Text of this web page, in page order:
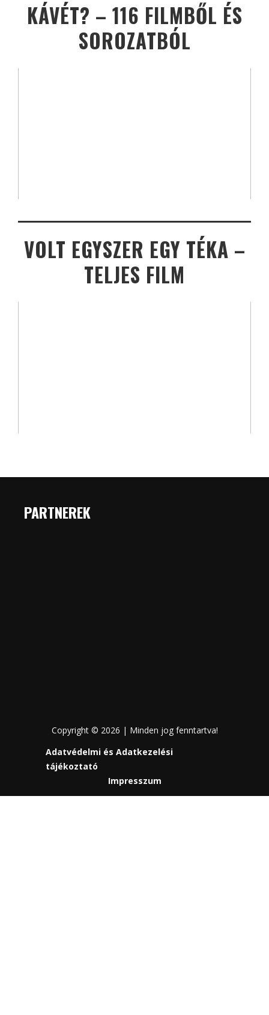
KÁVÉT? – 116 FILMBŐL ÉS
SOROZATBÓL
VOLT EGYSZER EGY TÉKA –
TELJES FILM
PARTNEREK
Copyright © 2026 | Minden jog fenntartva!
Adatvédelmi és Adatkezelési
tájékoztató
Impresszum